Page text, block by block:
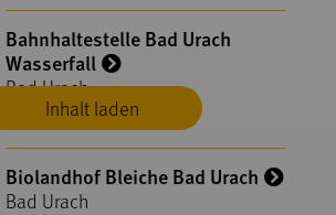
Inhalt laden
Bahnhaltestelle Bad Urach
Wasserfall
Bad Urach
Biolandhof Bleiche Bad Urach
Bad Urach